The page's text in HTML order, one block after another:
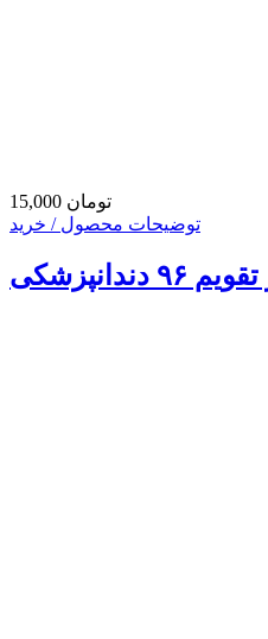
15,000 تومان
توضیحات محصول / خرید